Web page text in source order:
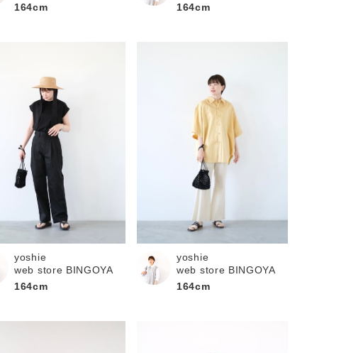
164cm
164cm
yoshie
web store BINGOYA
164cm
yoshie
web store BINGOYA
164cm